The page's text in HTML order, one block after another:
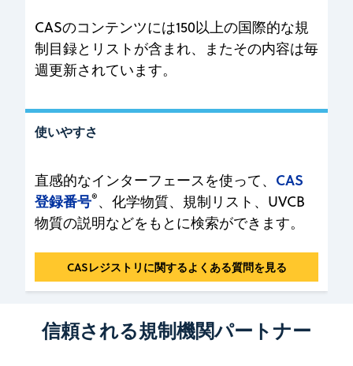
CASのコンテンツには150以上の国際的な規
制目録とリストが含まれ、またその内容は毎
週更新されています。
使いやすさ
直感的なインターフェースを使って、 CAS
登録番号®、化学物質、規制リスト、UVCB
物質の説明などをもとに検索ができます。
CASレジストリに関するよくある質問を見る
信頼される規制機関パートナー